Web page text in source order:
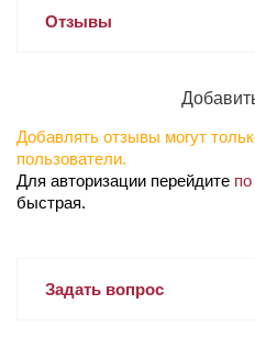
Отзывы
Добавлять отзывы могут
пользователи.
Для авторизации перейдите
быстрая.
Задать вопрос